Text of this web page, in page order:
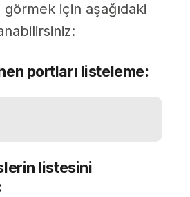
için aşağıdaki
portları listeleme:
listesini